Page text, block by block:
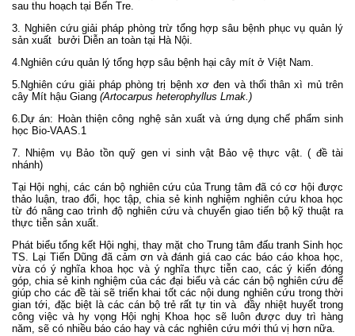
sau thu hoạch tại Bến Tre.
3. Nghiên cứu giải pháp phòng trừ tổng hợp sâu bệnh phục vụ quản lý
sản xuất bưởi Diễn an toàn tại Hà Nội.
4.Nghiên cứu quản lý tổng hợp sâu bệnh hại cây mít ở Việt Nam.
5.Nghiên cứu giải pháp phòng trị bệnh xơ đen và thối thân xì mủ trên
cây Mít hậu Giang (Artocarpus heterophyllus Lmak.)
6.Dự án: Hoàn thiện công nghệ sản xuất và ứng dụng chế phẩm sinh
học Bio-VAAS.1
7. Nhiệm vụ Bảo tồn quỹ gen vi sinh vật Bảo vệ thực vật. ( đề tài
nhánh)
Tại Hội nghị, các cán bộ nghiên cứu của Trung tâm đã có cơ hội được
thảo luận, trao đổi, học tập, chia sẻ kinh nghiệm nghiên cứu khoa học
từ đó nâng cao trình độ nghiên cứu và chuyển giao tiến bộ kỹ thuật ra
thực tiễn sản xuất.
Phát biểu tổng kết Hội nghị, thay mặt cho Trung tâm đấu tranh Sinh học
TS. Lại Tiến Dũng đã cảm ơn và đánh giá cao các báo cáo khoa học,
vừa có ý nghĩa khoa học và ý nghĩa thực tiễn cao, các ý kiến đóng
góp, chia sẻ kinh nghiệm của các đại biểu và các cán bộ nghiên cứu để
giúp cho các đề tài sẽ triển khai tốt các nội dung nghiên cứu trong thời
gian tới, đặc biệt là các cán bộ trẻ rất tự tin và đầy nhiệt huyết trong
công việc và hy vọng Hội nghị Khoa học sẽ luôn được duy trì hàng
năm, sẽ có nhiều báo cáo hay và các nghiên cứu mới thú vị hơn nữa.